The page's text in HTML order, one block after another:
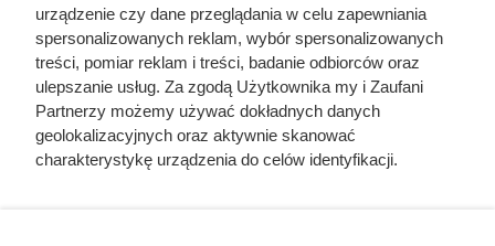
urządzenie czy dane przeglądania w celu zapewniania
spersonalizowanych reklam, wybór spersonalizowanych
treści, pomiar reklam i treści, badanie odbiorców oraz
ulepszanie usług. Za zgodą Użytkownika my i Zaufani
Partnerzy możemy używać dokładnych danych
geolokalizacyjnych oraz aktywnie skanować
charakterystykę urządzenia do celów identyfikacji.